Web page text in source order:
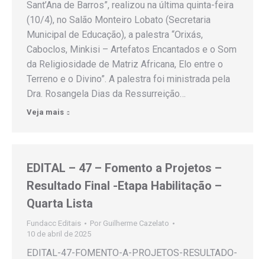
Sant’Ana de Barros”, realizou na última quinta-feira
(10/4), no Salão Monteiro Lobato (Secretaria
Municipal de Educação), a palestra “Orixás,
Caboclos, Minkisi – Artefatos Encantados e o Som
da Religiosidade de Matriz Africana, Elo entre o
Terreno e o Divino”. A palestra foi ministrada pela
Dra. Rosangela Dias da Ressurreição…
Veja mais
EDITAL – 47 – Fomento a Projetos –
Resultado Final -Etapa Habilitação –
Quarta Lista
Fundacc Editais Por Guilherme Cazelato
10 de abril de 2025
EDITAL-47-FOMENTO-A-PROJETOS-RESULTADO-